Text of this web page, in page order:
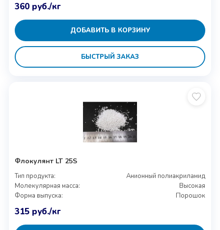
360 руб./кг
ДОБАВИТЬ В КОРЗИНУ
БЫСТРЫЙ ЗАКАЗ
Флокулянт LT 25S
Тип продукта:
Анионный полиакриламид
Молекулярная масса:
Высокая
Форма выпуска:
Порошок
315 руб./кг